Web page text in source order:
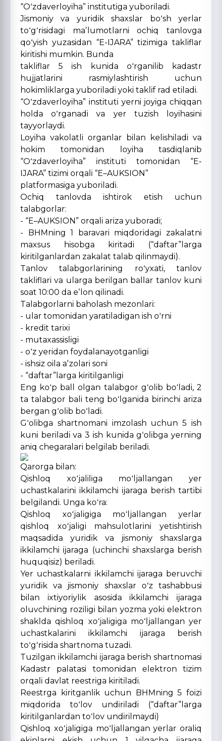
“Oʻzdaverloyiha” institutiga yuboriladi.
Jismoniy va yuridik shaxslar boʻsh yerlar
toʻgʻrisidagi maʼlumotlarni ochiq tanlovga
qoʻyish yuzasidan “E-IJARA” tizimiga takliflar
kiritishi mumkin. Bunda
takliflar 5 ish kunida oʻrganilib kadastr
hujjatlarini rasmiylashtirish uchun
hokimliklarga yuboriladi yoki taklif rad etiladi.
“Oʻzdaverloyiha” instituti yerni joyiga chiqqan
holda oʻrganadi va yer tuzish loyihasini
tayyorlaydi.
Loyiha vakolatli organlar bilan kelishiladi va
hokim tomonidan loyiha tasdiqlanib
“Oʻzdaverloyiha” instituti tomonidan “E-
IJARA” tizimi orqali “E–AUKSION”
platformasiga yuboriladi.
Ochiq tanlovda ishtirok etish uchun
talabgorlar:
- “E–AUKSION” orqali ariza yuboradi;
- BHMning 1 baravari miqdoridagi zakalatni
maxsus hisobga kiritadi (“daftar”larga
kiritilganlardan zakalat talab qilinmaydi).
Tanlov talabgorlarining roʻyxati, tanlov
takliflari va ularga berilgan ballar tanlov kuni
soat 10:00 da eʼlon qilinadi.
Talabgorlarni baholash mezonlari:
- ular tomonidan yaratiladigan ish oʻrni
- kredit tarixi
- mutaxassisligi
- oʻz yeridan foydalanayotganligi
- ishsiz oila aʼzolari soni
- “daftar”larga kiritilganligi
Eng koʻp ball olgan talabgor gʻolib boʻladi, 2
ta talabgor bali teng boʻlganida birinchi ariza
bergan gʻolib boʻladi.
Gʻolibga shartnomani imzolash uchun 5 ish
kuni beriladi va 3 ish kunida gʻolibga yerning
aniq chegaralari belgilab beriladi.
Qarorga bilan:
Qishloq xoʻjaliliga moʻljallangan yer
uchastkalarini ikkilamchi ijaraga berish tartibi
belgilandi. Unga koʻra:
Qishloq xoʻjaligiga moʻljallangan yerlar
qishloq xoʻjaligi mahsulotlarini yetishtirish
maqsadida yuridik va jismoniy shaxslarga
ikkilamchi ijaraga (uchinchi shaxslarga berish
huquqisiz) beriladi.
Yer uchastkalarni ikkilamchi ijaraga beruvchi
yuridik va jismoniy shaxslar oʻz tashabbusi
bilan ixtiyoriylik asosida ikkilamchi ijaraga
oluvchining roziligi bilan yozma yoki elektron
shaklda qishloq xoʻjaligiga moʻljallangan yer
uchastkalarini ikkilamchi ijaraga berish
toʻgʻrisida shartnoma tuzadi.
Tuzilgan ikkilamchi ijaraga berish shartnomasi
Kadastr palatasi tomonidan elektron tizim
orqali davlat reestriga kiritiladi.
Reestrga kiritganlik uchun BHMning 5 foizi
miqdorida toʻlov undiriladi (“daftar”larga
kiritilganlardan toʻlov undirilmaydi)
Qishloq xoʻjaligiga moʻljallangan yerlar oraliq